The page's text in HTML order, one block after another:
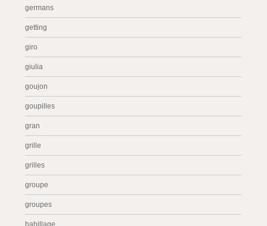
germans
getting
giro
giulia
goujon
goupilles
gran
grille
grilles
groupe
groupes
habillage